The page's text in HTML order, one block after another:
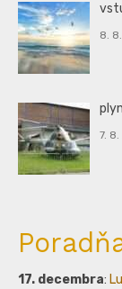
8.
7.
17. decembra: